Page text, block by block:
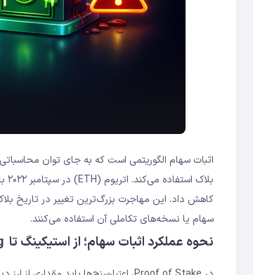
کاهش داد. این مهاجرت بزرگ‌ترین تغییر در تاریخ
سهام یا نسخه‌های تکاملی آن استفاده می‌کنند.
نحوه عملکرد اثبات سهام؛ از استیکینگ تا Slashing